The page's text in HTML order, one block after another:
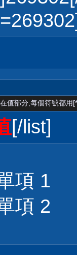
值部分,每個符號都用
[/list]
項 1
項 2